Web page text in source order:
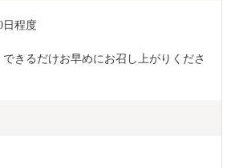
日程度
きるだけお早めにお召し上がりくださ